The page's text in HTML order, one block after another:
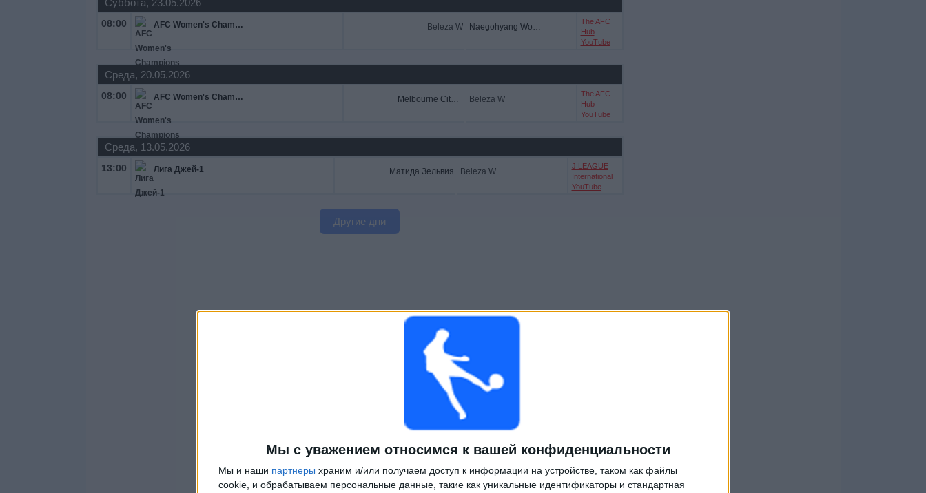
Мы с уважением относимся к вашей конфиденциальности
Мы и наши партнеры храним и/или получаем доступ к информации на устройстве, таком как файлы
cookie, и обрабатываем персональные данные, такие как уникальные идентификаторы и стандартная
Суббота, 23.05.2026
08:00 AFC Women's Champions League Beleza W Naegohyang Women's FC
The AFC
Hub
YouTube
Среда, 20.05.2026
08:00 AFC Women's Champions League Melbourne City Women Beleza W
The AFC
Hub
YouTube
Среда, 13.05.2026
13:00 Лига Джей-1 Матида Зельвия Beleza W
J.LEAGUE
International
YouTube
Другие дни